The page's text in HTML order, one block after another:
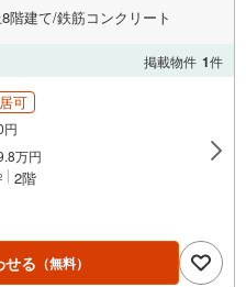
階建て/鉄筋コンクリート
掲載物件 1件
可
万円
2階
せる （無料）